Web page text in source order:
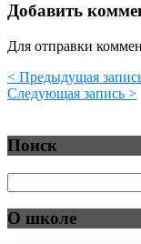
Добавить
Для отправки
< Предыдущая
Следующая запись >
Поиск
О школе